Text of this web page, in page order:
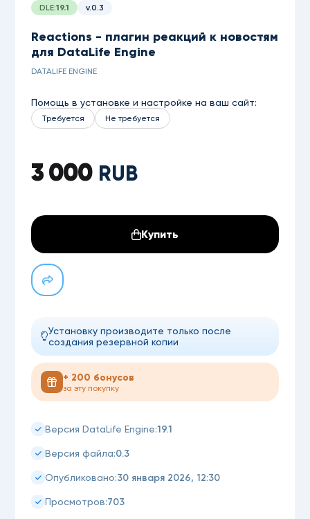
DLE:19.1 v.0.3
Reactions - плагин реакций к новостям
для DataLife Engine
DATALIFE ENGINE
Помощь в установке и настройке на ваш сайт:
Требуется Не требуется
3 000RUB
Купить
Установку производите только после
создания резервной копии
+ 200 бонусов
за эту покупку
Версия DataLife Engine:19.1
Версия файла:0.3
Опубликовано:30 января 2026, 12:30
Просмотров:703